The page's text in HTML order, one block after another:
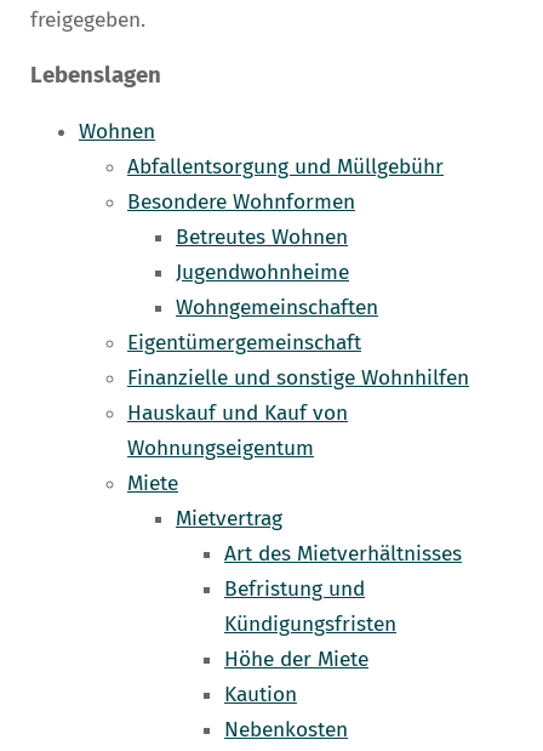
freigegeben.
Lebenslagen
Wohnen
Abfallentsorgung und Müllgebühr
Besondere Wohnformen
Betreutes Wohnen
Jugendwohnheime
Wohngemeinschaften
Eigentümergemeinschaft
Finanzielle und sonstige Wohnhilfen
Hauskauf und Kauf von
Wohnungseigentum
Miete
Mietvertrag
Art des Mietverhältnisses
Befristung und
Kündigungsfristen
Höhe der Miete
Kaution
Nebenkosten